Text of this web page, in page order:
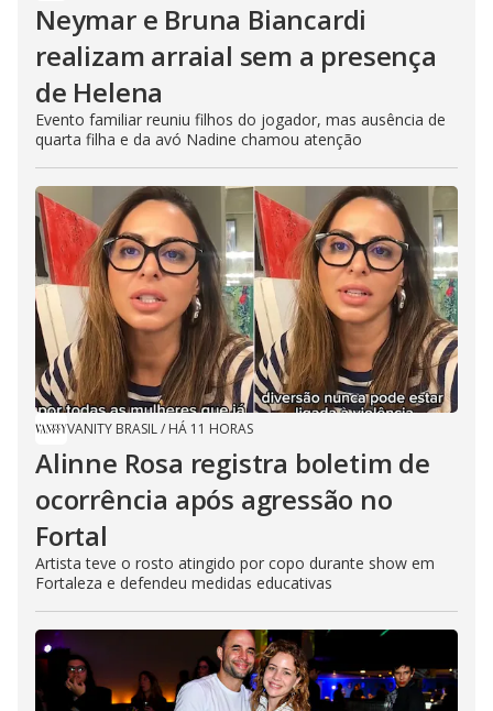
Neymar e Bruna Biancardi
realizam arraial sem a presença
de Helena
Evento familiar reuniu filhos do jogador, mas ausência de
quarta filha e da avó Nadine chamou atenção
VANITY BRASIL/ HÁ 11 HORAS
Alinne Rosa registra boletim de
ocorrência após agressão no
Fortal
Artista teve o rosto atingido por copo durante show em
Fortaleza e defendeu medidas educativas